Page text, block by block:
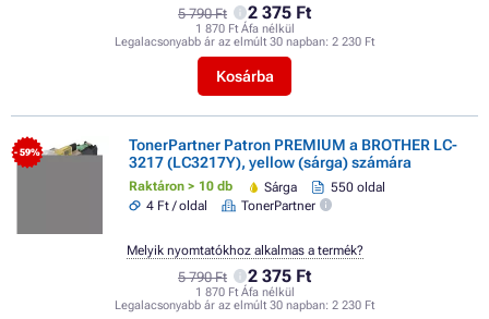
5 790 Ft 2 375 Ft
1 870 Ft Áfa nélkül
Legalacsonyabb ár az elmúlt 30 napban: 2 230 Ft
Kosárba
- 59%
TonerPartner Patron PREMIUM a BROTHER LC-
3217 (LC3217Y), yellow (sárga) számára
Raktáron > 10 db Sárga
550 oldal
4 Ft / oldal
TonerPartner
5 790 Ft 2 375 Ft
1 870 Ft Áfa nélkül
Legalacsonyabb ár az elmúlt 30 napban: 2 230 Ft
Melyik nyomtatókhoz alkalmas a termék?